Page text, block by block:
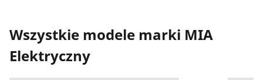
Wszystkie modele marki MIA
Elektryczny